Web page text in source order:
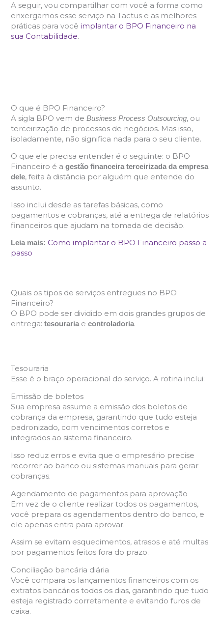
A seguir, vou compartilhar com você a forma como
enxergamos esse serviço na Tactus e as melhores
práticas para você implantar o BPO Financeiro na
sua Contabilidade.
O que é BPO Financeiro?
A sigla BPO vem de Business Process Outsourcing, ou
terceirização de processos de negócios. Mas isso,
isoladamente, não significa nada para o seu cliente.
O que ele precisa entender é o seguinte: o BPO
Financeiro é a gestão financeira terceirizada da empresa
dele, feita à distância por alguém que entende do
assunto.
Isso inclui desde as tarefas básicas, como
pagamentos e cobranças, até a entrega de relatórios
financeiros que ajudam na tomada de decisão.
Leia mais: Como implantar o BPO Financeiro passo a
passo
Quais os tipos de serviços entregues no BPO
Financeiro?
O BPO pode ser dividido em dois grandes grupos de
entrega: tesourariae controladoria.
Tesouraria
Esse é o braço operacional do serviço. A rotina inclui:
Emissão de boletos
Sua empresa assume a emissão dos boletos de
cobrança da empresa, garantindo que tudo esteja
padronizado, com vencimentos corretos e
integrados ao sistema financeiro.
Isso reduz erros e evita que o empresário precise
recorrer ao banco ou sistemas manuais para gerar
cobranças.
Agendamento de pagamentos para aprovação
Em vez de o cliente realizar todos os pagamentos,
você prepara os agendamentos dentro do banco, e
ele apenas entra para aprovar.
Assim se evitam esquecimentos, atrasos e até multas
por pagamentos feitos fora do prazo.
Conciliação bancária diária
Você compara os lançamentos financeiros com os
extratos bancários todos os dias, garantindo que tudo
esteja registrado corretamente e evitando furos de
caixa.